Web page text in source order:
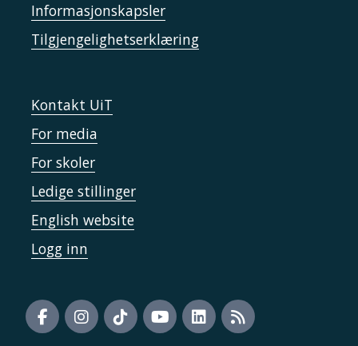
Informasjonskapsler
Tilgjengelighetserklæring
Kontakt UiT
For media
For skoler
Ledige stillinger
English website
Logg inn